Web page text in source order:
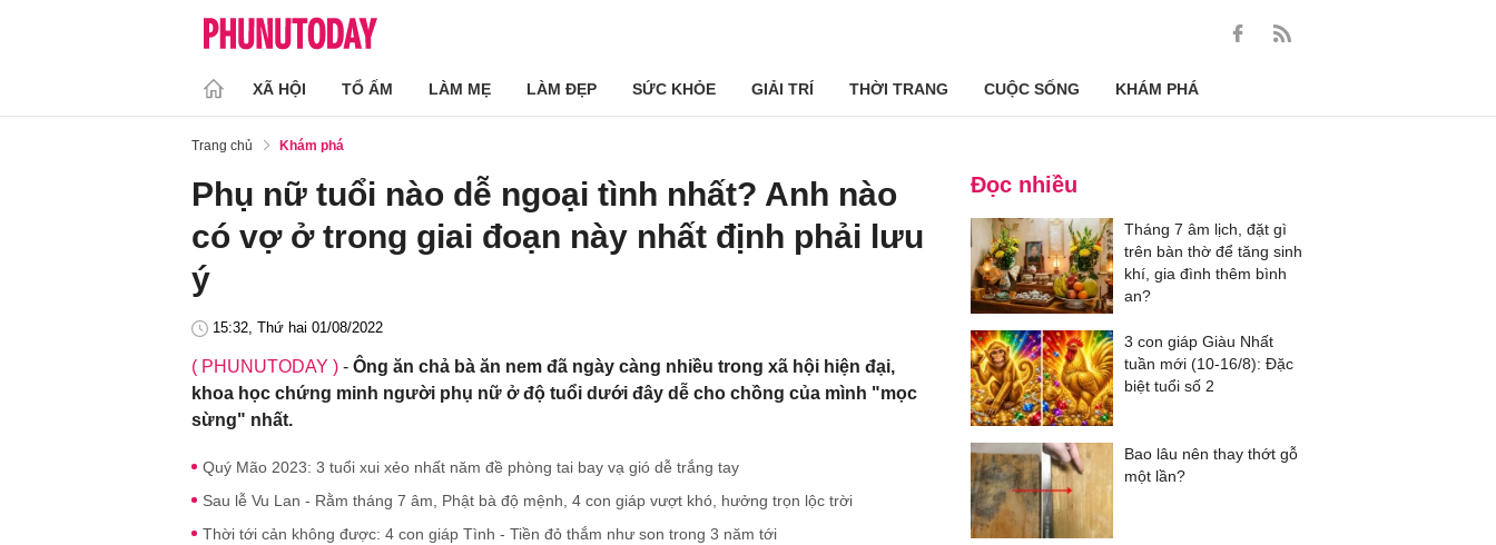
XÃ HỘI TỔ ẤM LÀM MẸ LÀM ĐẸP SỨC KHỎE GIẢI TRÍ THỜI TRANG CUỘC SỐNG KHÁM PHÁ
Trang chủ Khám phá
Phụ nữ tuổi nào dễ ngoại tình nhất? Anh nào
có vợ ở trong giai đoạn này nhất định phải lưu
ý
15:32, Thứ hai 01/08/2022
( PHUNUTODAY ) - Ông ăn chả bà ăn nem đã ngày càng nhiều trong xã hội hiện đại,
khoa học chứng minh người phụ nữ ở độ tuổi dưới đây dễ cho chồng của mình "mọc
sừng" nhất.
Quý Mão 2023: 3 tuổi xui xẻo nhất năm đề phòng tai bay vạ gió dễ trắng tay
Sau lễ Vu Lan - Rằm tháng 7 âm, Phật bà độ mệnh, 4 con giáp vượt khó, hưởng trọn lộc trời
Thời tới cản không được: 4 con giáp Tình - Tiền đỏ thắm như son trong 3 năm tới
Đọc nhiều
Tháng 7 âm lịch, đặt gì
trên bàn thờ để tăng sinh
khí, gia đình thêm bình
an?
3 con giáp Giàu Nhất
tuần mới (10-16/8): Đặc
biệt tuổi số 2
Bao lâu nên thay thớt gỗ
một lần?